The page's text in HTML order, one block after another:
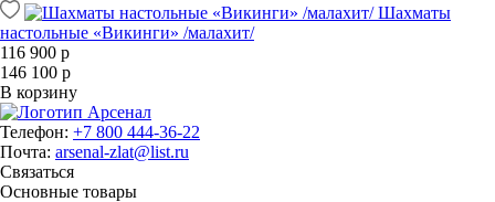
Шахматы
настольные «Викинги» /малахит/
116 900 р
146 100 р
В корзину
Телефон: +7 800 444-36-22
Почта: arsenal-zlat@list.ru
Связаться
Основные товары